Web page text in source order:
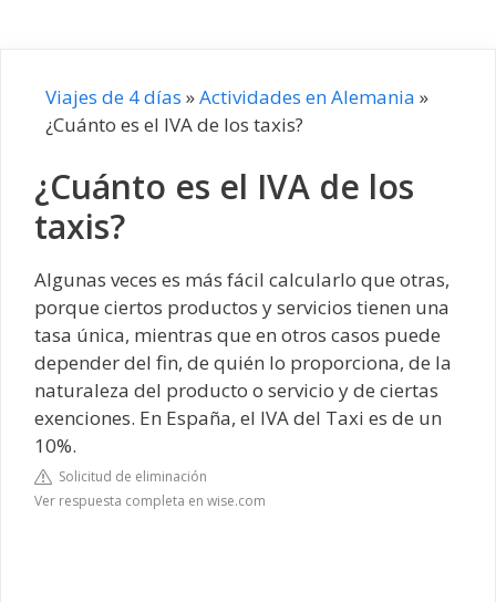
Viajes de 4 días »Actividades en Alemania »
¿Cuánto es el IVA de los taxis?
¿Cuánto es el IVA de los
taxis?
Algunas veces es más fácil calcularlo que otras,
porque ciertos productos y servicios tienen una
tasa única, mientras que en otros casos puede
depender del fin, de quién lo proporciona, de la
naturaleza del producto o servicio y de ciertas
exenciones. En España, el IVA del Taxi es de un
10%.
Solicitud de eliminación
Ver respuesta completa en wise.com